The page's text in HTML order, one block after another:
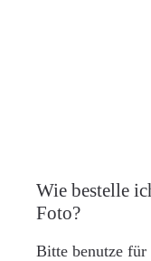
Wie bestelle
Foto?
Bitte benutze für